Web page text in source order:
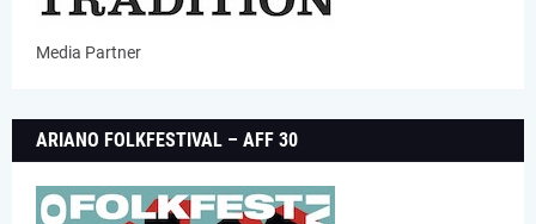
Media Partner
ARIANO FOLKFESTIVAL – AFF 30